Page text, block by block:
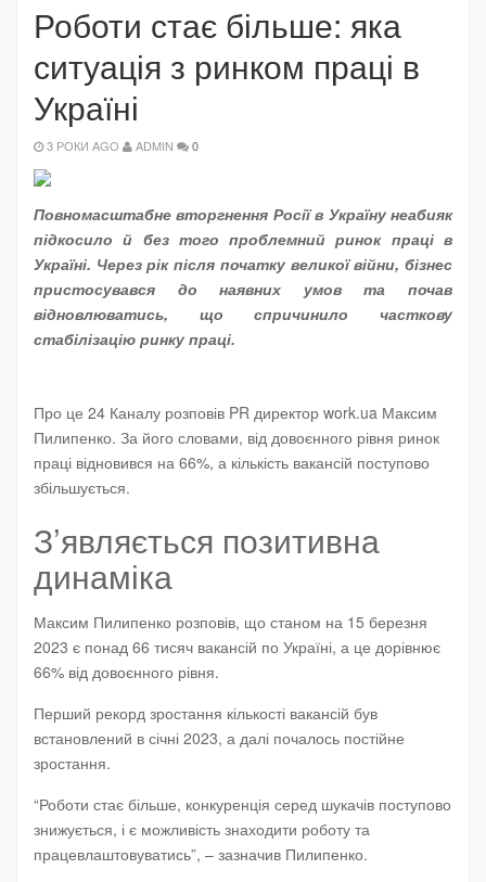
Роботи стає більше: яка
ситуація з ринком праці в
Україні
3 РОКИ AGO ADMIN 0
Повномасштабне вторгнення Росії в Україну неабияк
підкосило й без того проблемний ринок праці в
Україні. Через рік після початку великої війни, бізнес
пристосувався до наявних умов та почав
відновлюватись, що спричинило часткову
стабілізацію ринку праці.
Про це 24 Каналу розповів PR директор work.ua Максим
Пилипенко. За його словами, від довоєнного рівня ринок
праці відновився на 66%, а кількість вакансій поступово
збільшується.
З’являється позитивна
динаміка
Максим Пилипенко розповів, що станом на 15 березня
2023 є понад 66 тисяч вакансій по Україні, а це дорівнює
66% від довоєнного рівня.
Перший рекорд зростання кількості вакансій був
встановлений в січні 2023, а далі почалось постійне
зростання.
“Роботи стає більше, конкуренція серед шукачів поступово
знижується, і є можливість знаходити роботу та
працевлаштовуватись”, – зазначив Пилипенко.